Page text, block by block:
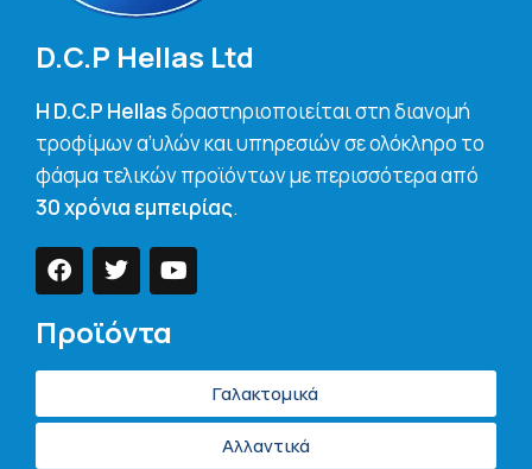
D.C.P Hellas Ltd
H D.C.P Hellasδραστηριοποιείται στη διανομή
τροφίμων α’υλών και υπηρεσιών σε ολόκληρο το
φάσμα τελικών προϊόντων με περισσότερα από
30 χρόνια εμπειρίας.
Προϊόντα
Γαλακτομικά
Αλλαντικά